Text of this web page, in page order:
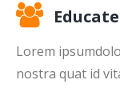
Lorem
nostra quat id